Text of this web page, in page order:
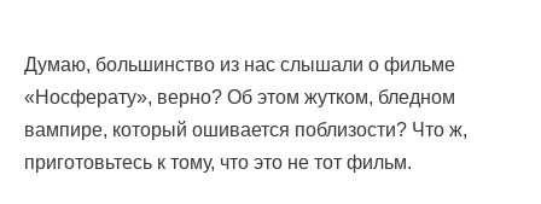
Думаю, большинство из нас слышали о фильме
«Носферату», верно? Об этом жутком, бледном
вампире, который ошивается поблизости? Что ж,
приготовьтесь к тому, что это не тот фильм.